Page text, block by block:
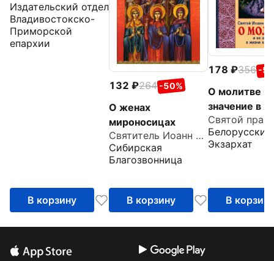
Пасху
Издательский отдел
Владивостокско-
Приморской
епархии
В корзину
132 264 -50%
О женах
мироносицах
Святитель Иоанн Златоуст
Сибирская
Благозвонница
В корзину
178 356 -
О молитве и
значение в
Извлечения
дневника с
Белорусский
Экзархат
В корзину